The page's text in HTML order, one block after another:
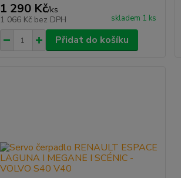
1 290 Kč/ks
1 066 Kč bez DPH skladem 1 ks
Přidat do košíku